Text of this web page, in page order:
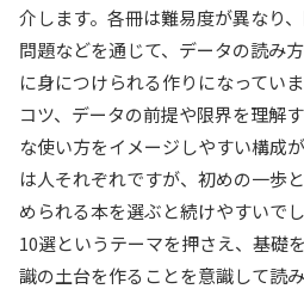
介します。各冊は難易度が異なり
問題などを通じて、データの読み
に身につけられる作りになってい
コツ、データの前提や限界を理解
な使い方をイメージしやすい構成
は人それぞれですが、初めの一歩
められる本を選ぶと続けやすいで
10選というテーマを押さえ、基礎
識の土台を作ることを意識して読